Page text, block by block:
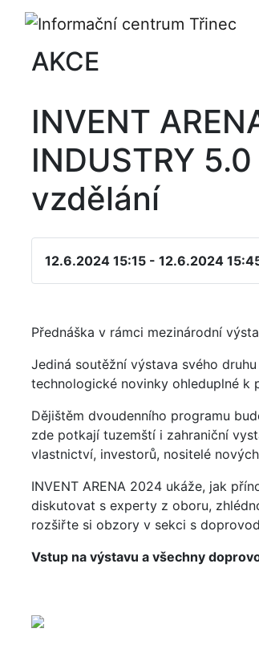
AKCE
INVENT
INDUSTRY
vzdělání
12.6.2024 15:15 - 12.6.2024
Přednáška v rámci mezinárodní
Jediná soutěžní výstava svého
technologické novinky ohleduplné k
Dějištěm dvoudenního programu
zde potkají tuzemští i zahraniční
vlastnictví, investorů, nositelé
INVENT ARENA 2024 ukáže, jak
diskutovat s experty z oboru,
rozšiřte si obzory v sekci s
Vstup na výstavu a všechny